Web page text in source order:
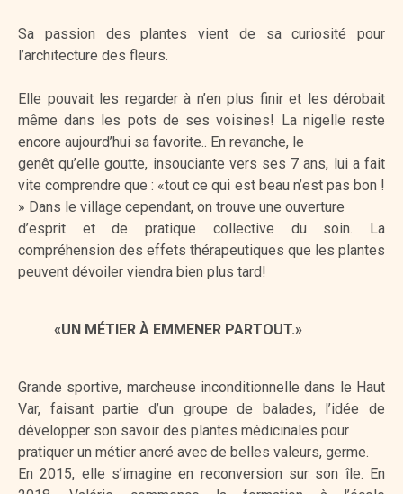
Sa passion des plantes vient de sa curiosité pour
l’architecture des fleurs.
Elle pouvait les regarder à n’en plus finir et les dérobait
même dans les pots de ses voisines! La nigelle reste
encore aujourd’hui sa favorite.. En revanche, le
genêt qu’elle goutte, insouciante vers ses 7 ans, lui a fait
vite comprendre que : «tout ce qui est beau n’est pas bon !
» Dans le village cependant, on trouve une ouverture
d’esprit et de pratique collective du soin. La
compréhension des effets thérapeutiques que les plantes
peuvent dévoiler viendra bien plus tard!
«UN MÉTIER À EMMENER PARTOUT.»
Grande sportive, marcheuse inconditionnelle dans le Haut
Var, faisant partie d’un groupe de balades, l’idée de
développer son savoir des plantes médicinales pour
pratiquer un métier ancré avec de belles valeurs, germe.
En 2015, elle s’imagine en reconversion sur son île. En